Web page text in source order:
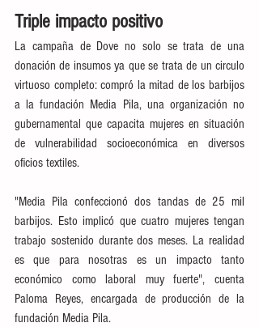
Triple impacto positivo
La campaña de Dove no solo se trata de una
donación de insumos ya que se trata de un circulo
virtuoso completo: compró la mitad de los barbijos
a la fundación Media Pila, una organización no
gubernamental que capacita mujeres en situación
de vulnerabilidad socioeconómica en diversos
oficios textiles.
"Media Pila confeccionó dos tandas de 25 mil
barbijos. Esto implicó que cuatro mujeres tengan
trabajo sostenido durante dos meses. La realidad
es que para nosotras es un impacto tanto
económico como laboral muy fuerte", cuenta
Paloma Reyes, encargada de producción de la
fundación Media Pila.